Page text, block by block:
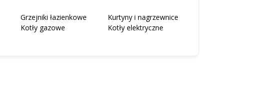
Grzejniki łazienkowe
Kurtyny i nagrzewnice
Kotły gazowe
Kotły elektryczne